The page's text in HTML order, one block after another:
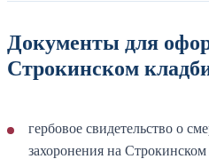
Документы для
Строкинском
гербовое свидетельство о
захоронения на